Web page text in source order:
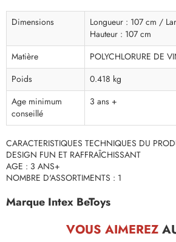
Dimensions
Longueur : 107 cm /
Hauteur : 107 cm
Matière
POLYCHLORURE DE
Poids
0.418 kg
Age minimum
conseillé
3 ans +
CARACTERISTIQUES TECHNIQUES DU
DESIGN FUN ET RAFFRAÎCHISSANT
AGE : 3 ANS+
NOMBRE D'ASSORTIMENTS : 1
Marque Intex BeToys
VOUS AIMEREZ